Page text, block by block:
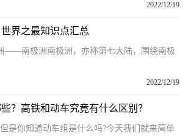
2022/12/19
界之最知识点汇总
——南极洲南极洲，亦称第七大陆，围绕南极
2022/12/19
？高铁和动车究竟有什么区别？
是你知道动车组是什么吗?今天我们就来简单